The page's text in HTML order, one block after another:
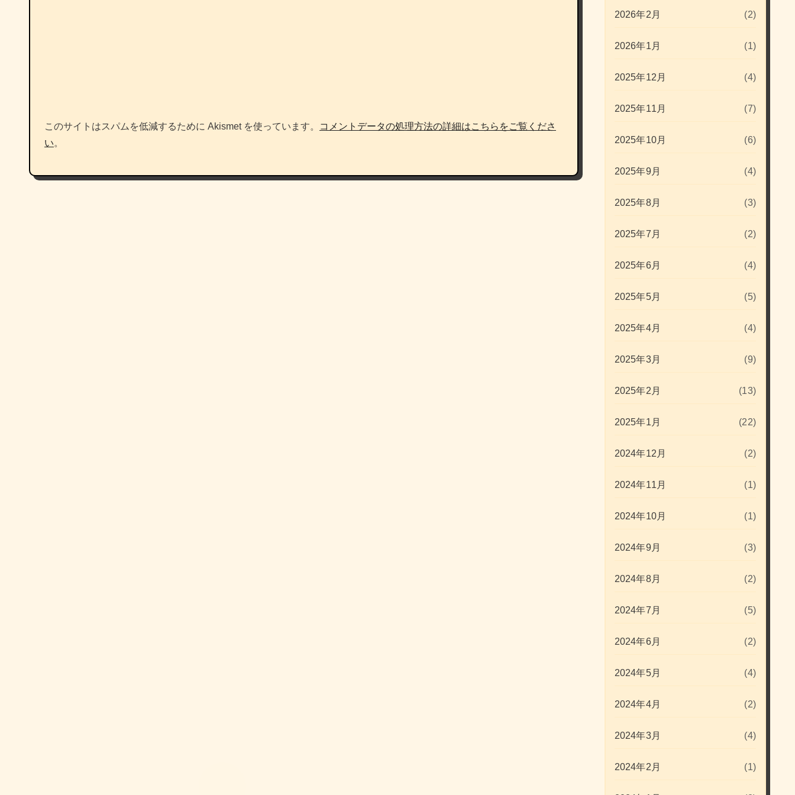
このサイトはスパムを低減するために Akismet を使っています。
コメントデータの処理方法の詳細はこちらをご覧くださ
い。
2026年2月 (2)
2026年1月 (1)
2025年12月 (4)
2025年11月 (7)
2025年10月 (6)
2025年9月 (4)
2025年8月 (3)
2025年7月 (2)
2025年6月 (4)
2025年5月 (5)
2025年4月 (4)
2025年3月 (9)
2025年2月 (13)
2025年1月 (22)
2024年12月 (2)
2024年11月 (1)
2024年10月 (1)
2024年9月 (3)
2024年8月 (2)
2024年7月 (5)
2024年6月 (2)
2024年5月 (4)
2024年4月 (2)
2024年3月 (4)
2024年2月 (1)